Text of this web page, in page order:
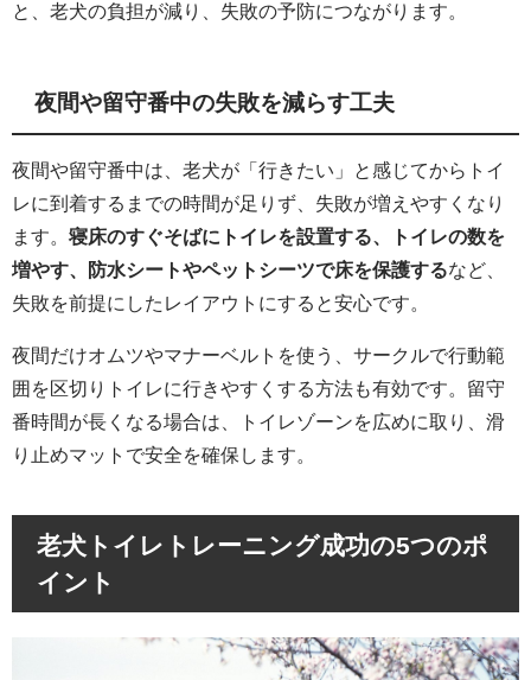
と、老犬の負担が減り、失敗の予防につながります。
夜間や留守番中の失敗を減らす工夫
夜間や留守番中は、老犬が「行きたい」と感じてからトイ
レに到着するまでの時間が足りず、失敗が増えやすくなり
ます。 寝床のすぐそばにトイレを設置する、トイレの数を
増やす、防水シートやペットシーツで床を保護するなど、
失敗を前提にしたレイアウトにすると安心です。
夜間だけオムツやマナーベルトを使う、サークルで行動範
囲を区切りトイレに行きやすくする方法も有効です。留守
番時間が長くなる場合は、トイレゾーンを広めに取り、滑
り止めマットで安全を確保します。
老犬トイレトレーニング成功の5つのポ
イント